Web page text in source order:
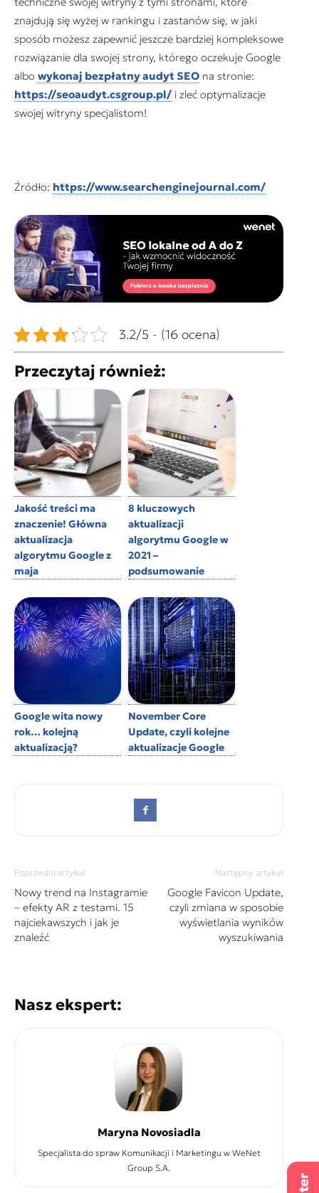
znajdują się wyżej w rankingu i zastanów się, w jaki
sposób możesz zapewnić jeszcze bardziej kompleksowe
rozwiązanie dla swojej strony, którego oczekuje Google
albo wykonaj bezpłatny audyt SEO na stronie:
https://seoaudyt.csgroup.pl/ i zleć optymalizacje
swojej witryny specjalistom!
Źródło: https://www.searchenginejournal.com/
3.2/5 - (16 ocena)
Przeczytaj również:
Jakość treści ma
znaczenie! Główna
aktualizacja
algorytmu Google z
maja
8 kluczowych
aktualizacji
algorytmu Google w
2021 –
podsumowanie
Google wita nowy
rok… kolejną
aktualizacją?
November Core
Update, czyli kolejne
aktualizacje Google
Poprzedni artykuł
Nowy trend na Instagramie
– efekty AR z testami. 15
najciekawszych i jak je
znaleźć
Następny artykuł
Google Favicon Update,
czyli zmiana w sposobie
wyświetlania wyników
wyszukiwania
Nasz ekspert:
Maryna Novosiadla
Specjalista do spraw Komunikacji i Marketingu w WeNet
Group S.A.